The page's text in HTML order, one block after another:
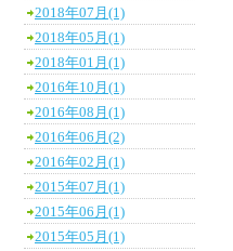
2018年07月(1)
2018年05月(1)
2018年01月(1)
2016年10月(1)
2016年08月(1)
2016年06月(2)
2016年02月(1)
2015年07月(1)
2015年06月(1)
2015年05月(1)